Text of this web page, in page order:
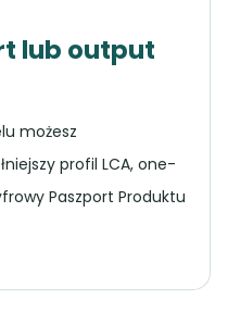
lub output
możesz
profil LCA, one-
Paszport Produktu